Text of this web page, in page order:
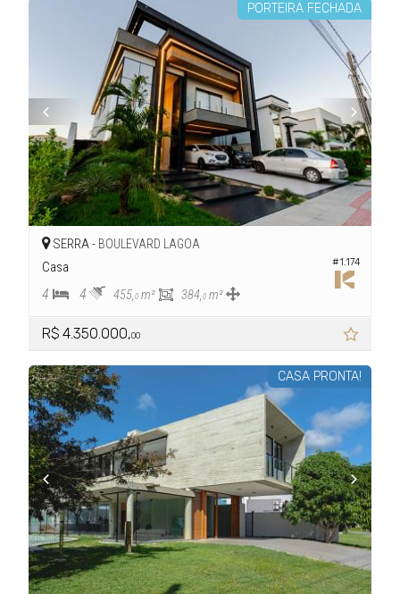
PORTEIRA FECHADA
#1.174
SERRA - BOULEVARD LAGOA
Casa
4 4 455,0m² 384,0 m²
R$ 4.350.000,00
CASA PRONTA!